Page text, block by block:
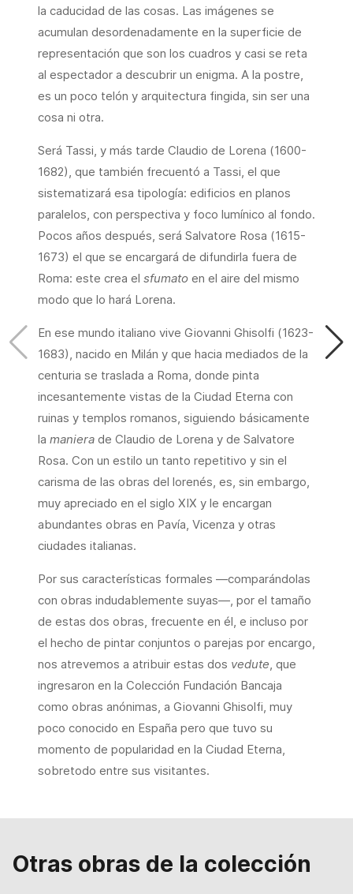
la caducidad de las cosas. Las imágenes se
acumulan desordenadamente en la superficie de
representación que son los cuadros y casi se reta
al espectador a descubrir un enigma. A la postre,
es un poco telón y arquitectura fingida, sin ser una
cosa ni otra.
Será Tassi, y más tarde Claudio de Lorena (1600-
1682), que también frecuentó a Tassi, el que
sistematizará esa tipología: edificios en planos
paralelos, con perspectiva y foco lumínico al fondo.
Pocos años después, será Salvatore Rosa (1615-
1673) el que se encargará de difundirla fuera de
Roma: este crea el sfumato en el aire del mismo
modo que lo hará Lorena.
En ese mundo italiano vive Giovanni Ghisolfi (1623-
1683), nacido en Milán y que hacia mediados de la
centuria se traslada a Roma, donde pinta
incesantemente vistas de la Ciudad Eterna con
ruinas y templos romanos, siguiendo básicamente
la maniera de Claudio de Lorena y de Salvatore
Rosa. Con un estilo un tanto repetitivo y sin el
carisma de las obras del lorenés, es, sin embargo,
muy apreciado en el siglo XIX y le encargan
abundantes obras en Pavía, Vicenza y otras
ciudades italianas.
Por sus características formales —comparándolas
con obras indudablemente suyas—, por el tamaño
de estas dos obras, frecuente en él, e incluso por
el hecho de pintar conjuntos o parejas por encargo,
nos atrevemos a atribuir estas dos vedute, que
ingresaron en la Colección Fundación Bancaja
como obras anónimas, a Giovanni Ghisolfi, muy
poco conocido en España pero que tuvo su
momento de popularidad en la Ciudad Eterna,
sobretodo entre sus visitantes.
Otras obras de la colección